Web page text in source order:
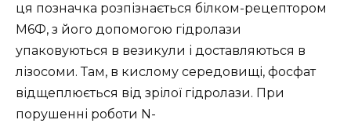
ця позначка розпізнається білком-рецептором
М6Ф, з його допомогою гідролази
упаковуються в везикули і доставляються в
лізосоми. Там, в кислому середовищі, фосфат
відщеплюється від зрілої гідролази. При
порушенні роботи N-